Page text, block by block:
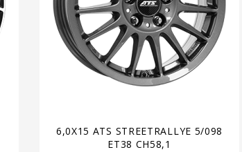
6,0X15 ATS STREETRALLYE 5/098
ET38 CH58,1